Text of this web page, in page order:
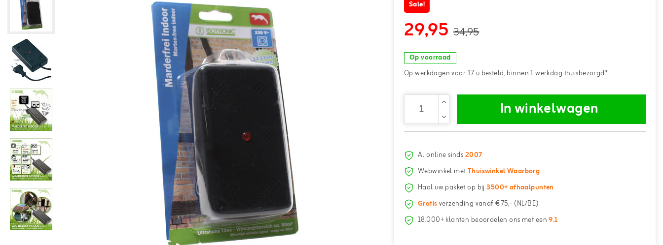
Sale!
29,95 34,95
Op voorraad
Op werkdagen voor 17 u besteld, binnen 1 werkdag thuisbezorgd*
In winkelwagen
Al online sinds2007
Webwinkel metThuiswinkel Waarborg
Haal uw pakket op bij3500+ afhaalpunten
Gratisverzending vanaf €75,- (NL/BE)
18.000+ klanten beoordelen ons met een9.1